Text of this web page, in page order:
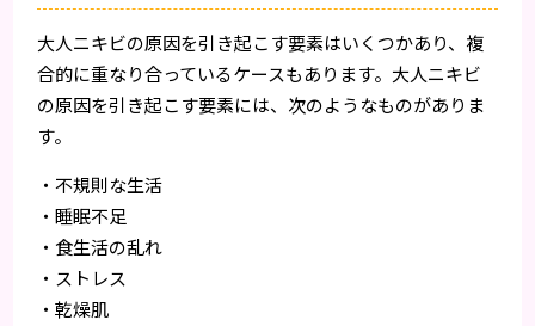
大人ニキビの原因を引き起こす要素はいくつかあり、複
合的に重なり合っているケースもあります。大人ニキビ
の原因を引き起こす要素には、次のようなものがありま
す。
・不規則な生活
・睡眠不足
・食生活の乱れ
・ストレス
・乾燥肌